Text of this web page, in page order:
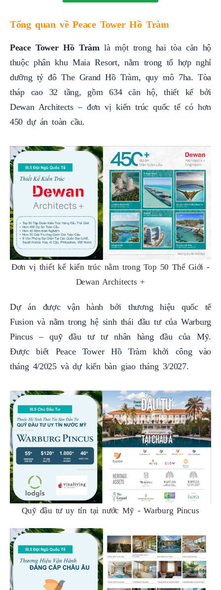
Tổng quan về Peace Tower Hồ Tràm
Peace Tower Hồ Tràm là một trong hai tòa căn hộ
thuộc phân khu Maia Resort, nằm trong tổ hợp nghỉ
dưỡng tỷ đô The Grand Hồ Tràm, quy mô 7ha. Tòa
tháp cao 32 tầng, gồm 634 căn hộ, thiết kế bởi
Dewan Architects – đơn vị kiến trúc quốc tế có hơn
450 dự án toàn cầu.
Đơn vị thiết kế kiến trúc nằm trong Top 50 Thế Giới -
Dewan Architects +
Dự án được vận hành bởi thương hiệu quốc tế
Fusion và nằm trong hệ sinh thái đầu tư của Warburg
Pincus – quỹ đầu tư tư nhân hàng đầu của Mỹ.
Được biết Peace Tower Hồ Tràm khởi công vào
tháng 4/2025 và dự kiến bàn giao tháng 3/2027.
Quỹ đầu tư uy tín tại nước Mỹ - Warburg Pincus